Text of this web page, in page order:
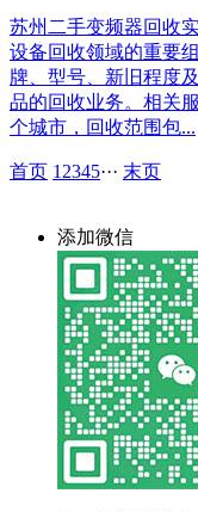
苏州二手变频器回收
设备回收领域的重要
牌、型号、新旧程度
品的回收业务。相关
个城市，回收范围包...
首页 1 2345··· 末页
添加微信